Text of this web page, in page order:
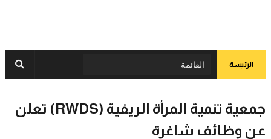
الرئيسة
جمعية تنمية المرأة الريفية ‎(‎RWDS) تعلن
عن وظائف شاغرة